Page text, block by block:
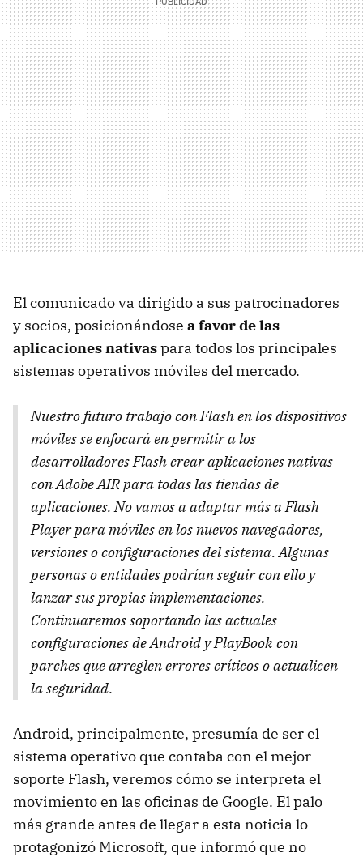
El comunicado va dirigido a sus patrocinadores
y socios, posicionándose a favor de las
aplicaciones nativaspara todos los principales
sistemas operativos móviles del mercado.
Nuestro futuro trabajo con Flash en los dispositivos
móviles se enfocará en permitir a los
desarrolladores Flash crear aplicaciones nativas
con AdobeAIRpara todas las tiendas de
aplicaciones. No vamos a adaptar más a Flash
Player para móviles en los nuevos navegadores,
versiones o configuraciones del sistema. Algunas
personas o entidades podrían seguir con ello y
lanzar sus propias implementaciones.
Continuaremos soportando las actuales
configuraciones de Android y PlayBook con
parches que arreglen errores críticos o actualicen
la seguridad.
Android, principalmente, presumía de ser el
sistema operativo que contaba con el mejor
soporte Flash, veremos cómo se interpreta el
movimiento en las oficinas de Google. El palo
más grande antes de llegar a esta noticia lo
protagonizó Microsoft, que informó que no